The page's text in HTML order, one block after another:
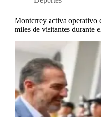
Monterrey activa operativo
miles de visitantes durante